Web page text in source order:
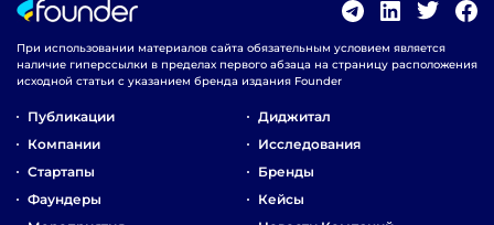
При использовании материалов сайта обязательным условием является
наличие гиперссылки в пределах первого абзаца на страницу расположения
исходной статьи с указанием бренда издания Founder
Публикации
Компании
Стартапы
Фаундеры
Диджитал
Исследования
Бренды
Кейсы